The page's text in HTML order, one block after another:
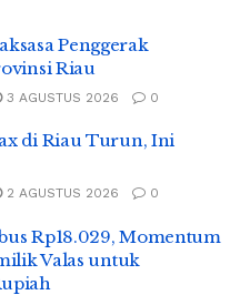
Penggerak
Riau
3 AGUSTUS 2026 0
di Riau Turun, Ini
2 AGUSTUS 2026 0
Rp18.029, Momentum
Valas untuk